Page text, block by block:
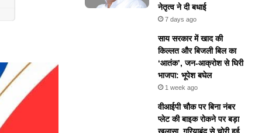
नेतृत्व ने दी बधाई
7 days ago
​साय सरकार में खाद की
किल्लत और बिजली बिल का
‘आतंक’, जन-आक्रोश से घिरी
भाजपा: भूपेश बघेल
1 week ago
वीआईपी चौक पर बिना नंबर
प्लेट की बाइक रोकने पर बड़ा
खुलासा, गरियाबंद से चोरी हुई